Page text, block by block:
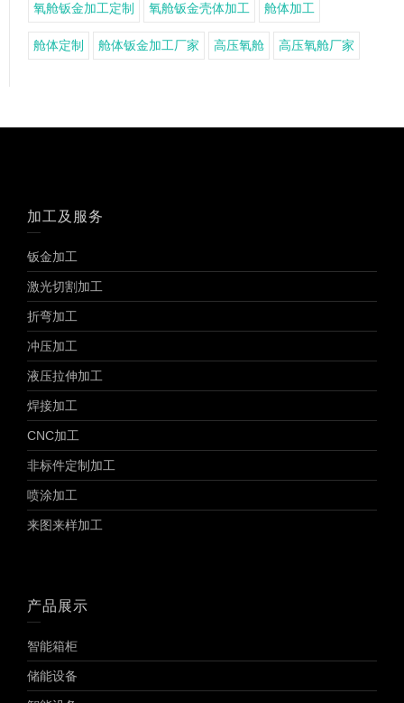
氧舱钣金加工定制 氧舱钣金壳体加工 舱体加工
舱体定制 舱体钣金加工厂家 高压氧舱 高压氧舱厂家
加工及服务
钣金加工
激光切割加工
折弯加工
冲压加工
液压拉伸加工
焊接加工
CNC加工
非标件定制加工
喷涂加工
来图来样加工
产品展示
智能箱柜
储能设备